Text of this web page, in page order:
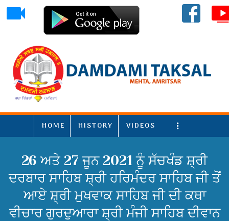
HOME HISTORY VIDEOS More
26 ਅਤੇ 27 ਜੂਨ 2021 ਨੂੰ ਸੱਚਖੰਡ ਸ਼੍ਰੀ
ਦਰਬਾਰ ਸਾਹਿਬ ਸ਼੍ਰੀ ਹਰਿਮੰਦਰ ਸਾਹਿਬ ਜੀ ਤੋਂ
ਆਏ ਸ਼੍ਰੀ ਮੁਖਵਾਕ ਸਾਹਿਬ ਜੀ ਦੀ ਕਥਾ
ਵੀਚਾਰ ਗੁਰਦੁਆਰਾ ਸ਼੍ਰੀ ਮੰਜੀ ਸਾਹਿਬ ਦੀਵਾਨ